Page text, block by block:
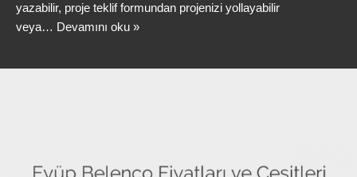
yazabilir, proje teklif formundan projenizi yollayabilir
veya… Devamını oku »